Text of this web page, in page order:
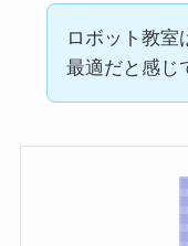
ロボット教室
最適だと感じ